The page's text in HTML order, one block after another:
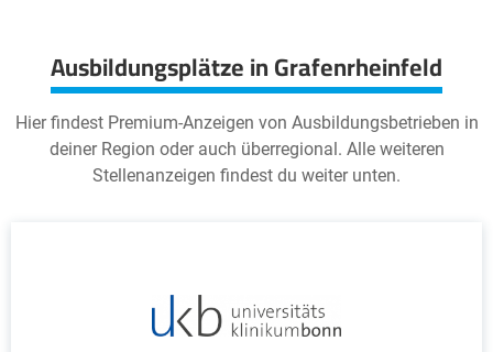
Ausbildungsplätze in Grafenrheinfeld
Hier findest Premium-Anzeigen von Ausbildungsbetrieben in
deiner Region oder auch überregional. Alle weiteren
Stellenanzeigen findest du weiter unten.